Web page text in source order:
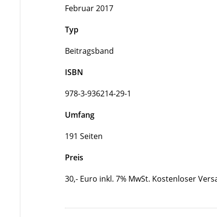
Februar 2017
Typ
Beitragsband
ISBN
978-3-936214-29-1
Umfang
191 Seiten
Preis
30,- Euro inkl. 7% MwSt. Kostenloser